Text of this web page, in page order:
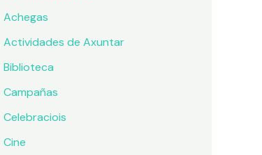
Achegas
Actividades de Axuntar
Biblioteca
Campañas
Celebraciois
Cine